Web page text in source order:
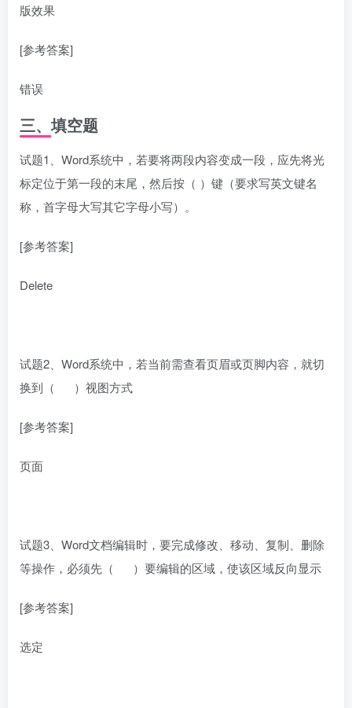
版效果
[参考答案]
错误
三、填空题
试题1、Word系统中，若要将两段内容变成一段，应先将光
标定位于第一段的末尾，然后按（ ）键（要求写英文键名
称，首字母大写其它字母小写）。
[参考答案]
Delete
试题2、Word系统中，若当前需查看页眉或页脚内容，就切
换到（ ）视图方式
[参考答案]
页面
试题3、Word文档编辑时，要完成修改、移动、复制、删除
等操作，必须先（ ）要编辑的区域，使该区域反向显示
[参考答案]
选定